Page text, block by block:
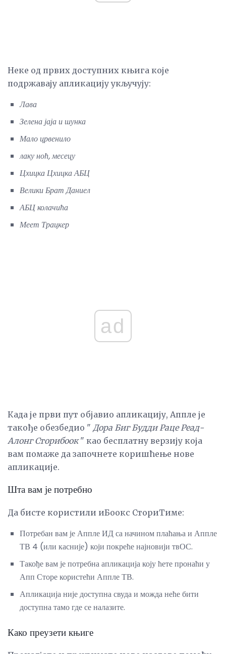
Неке од првих доступних књига које
подржавају апликацију укључују:
Лава
Зелена јаја и шунка
Мало црвенило
лаку ноћ, месецу
Цхицка Цхицка АБЦ
Велики Брат Даниел
АБЦ колачића
Меет Трацкер
ad
Када је први пут објавио апликацију, Аппле је
такође обезбедио " Дора Биг Будди Раце Реад-
Алонг Сторибоок" као бесплатну верзију која
вам помаже да започнете коришћење нове
апликације.
Шта вам је потребно
Да бисте користили иБоокс СториТиме:
Потребан вам је Аппле ИД са начином плаћања и Аппле
ТВ 4 (или касније) који покреће најновији твОС.
Такође вам је потребна апликација коју ћете пронаћи у
Апп Сторе користећи Аппле ТВ.
Апликација није доступна свуда и можда неће бити
доступна тамо где се налазите.
Како преузети књиге